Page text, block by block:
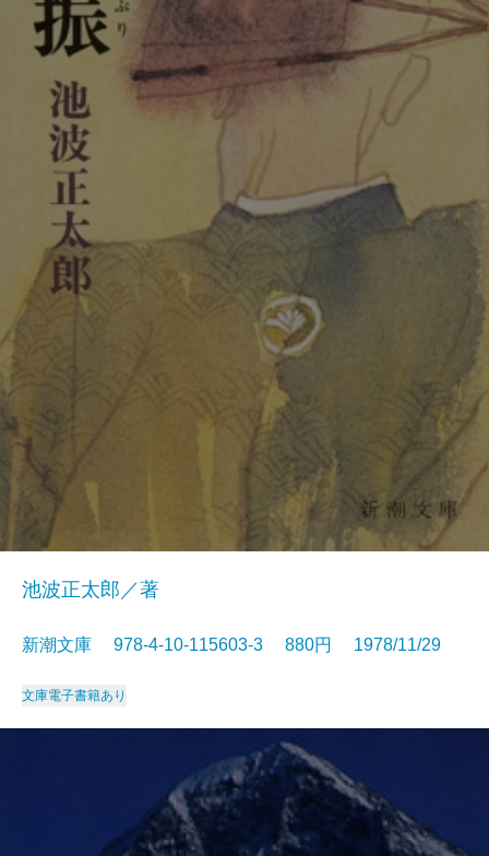
池波正太郎／著
新潮文庫 978-4-10-115603-3 880円 1978/11/29
文庫電子書籍あり